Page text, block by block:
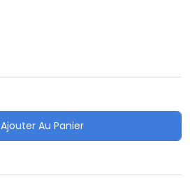
Ajouter Au Panier